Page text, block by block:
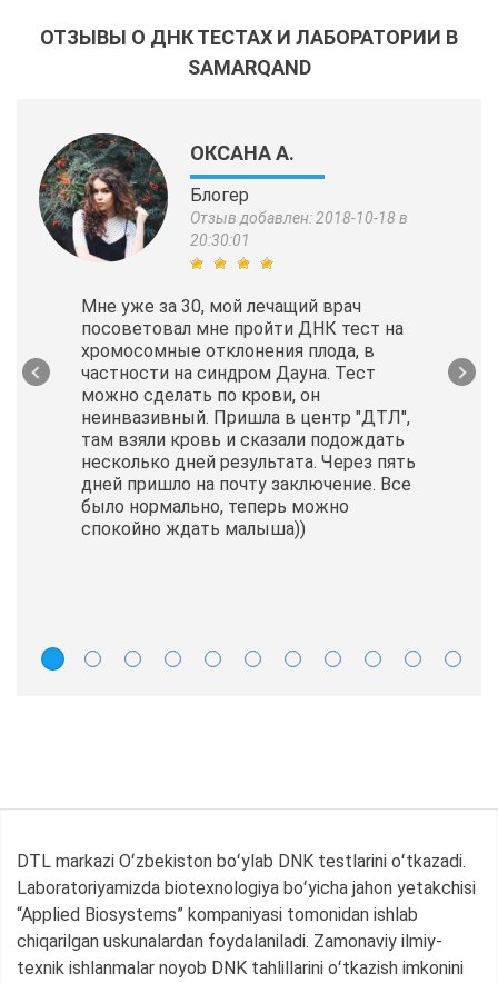
ОТЗЫВЫ О ДНК ТЕСТАХ И ЛАБОРАТОРИИ В
SAMARQAND
ОКСАНА А.
Блогер
Отзыв добавлен: 2018-10-18 в
20:30:01
Мне уже за 30, мой лечащий врач
посоветовал мне пройти ДНК тест на
хромосомные отклонения плода, в
частности на синдром Дауна. Тест
можно сделать по крови, он
неинвазивный. Пришла в центр "ДТЛ",
там взяли кровь и сказали подождать
несколько дней результата. Через пять
дней пришло на почту заключение. Все
было нормально, теперь можно
спокойно ждать малыша))
DTL markazi Oʻzbekiston boʻylab DNK testlarini oʻtkazadi.
Laboratoriyamizda biotexnologiya boʻyicha jahon yetakchisi
“Applied Biosystems” kompaniyasi tomonidan ishlab
chiqarilgan uskunalardan foydalaniladi. Zamonaviy ilmiy-
texnik ishlanmalar noyob DNK tahlillarini oʻtkazish imkonini